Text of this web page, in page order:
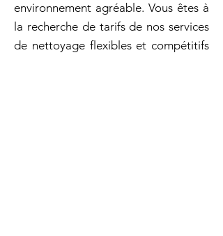
environnement agréable. Vous êtes à
la recherche de tarifs de nos services
de nettoyage flexibles et compétitifs